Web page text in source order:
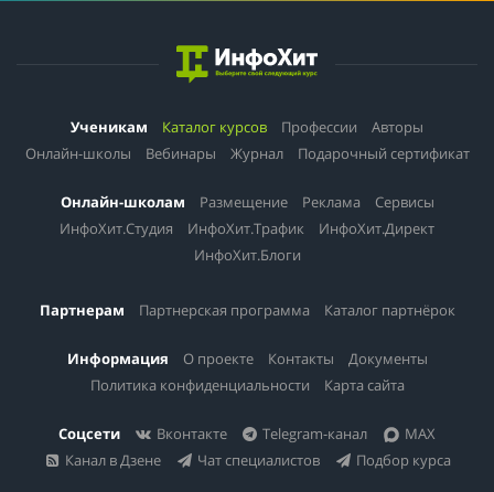
Ученикам Каталог курсов Профессии
Авторы
Онлайн-школы
Вебинары Журнал Подарочный сертификат
Онлайн-школам Размещение Реклама
Сервисы
ИнфоХит.Студия
ИнфоХит.Трафик
ИнфоХит.Директ
ИнфоХит.Блоги
Партнерам Партнерская программа Каталог партнёрок
Информация О проекте Контакты
Документы
Политика конфиденциальности
Карта сайта
Соцсети Вконтакте Telegram-канал
MAX
Канал в Дзене
Чат специалистов Подбор курса